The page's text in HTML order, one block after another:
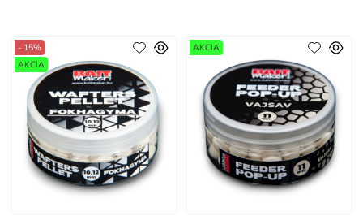
- 15%
AKCIA
AKCIA